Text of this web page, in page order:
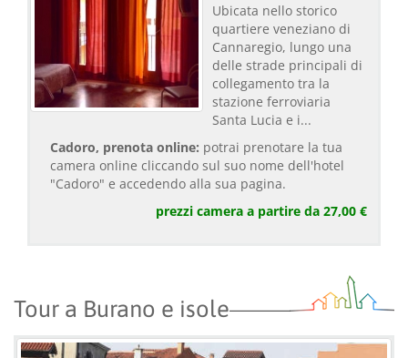
Ubicata nello storico
quartiere veneziano di
Cannaregio, lungo una
delle strade principali di
collegamento tra la
stazione ferroviaria
Santa Lucia e i...
Cadoro, prenota online: potrai prenotare la tua
camera online cliccando sul suo nome dell'hotel
"Cadoro" e accedendo alla sua pagina.
prezzi camera a partire da 27,00 €
Tour a Burano e isole